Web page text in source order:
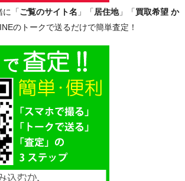
「ご覧のサイト名 」「 居住地」「買取希望 か
のトークで送るだけで簡単査定！